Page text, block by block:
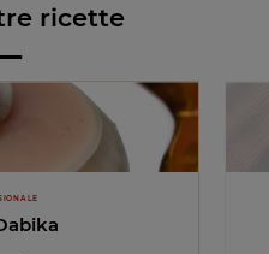
ricette